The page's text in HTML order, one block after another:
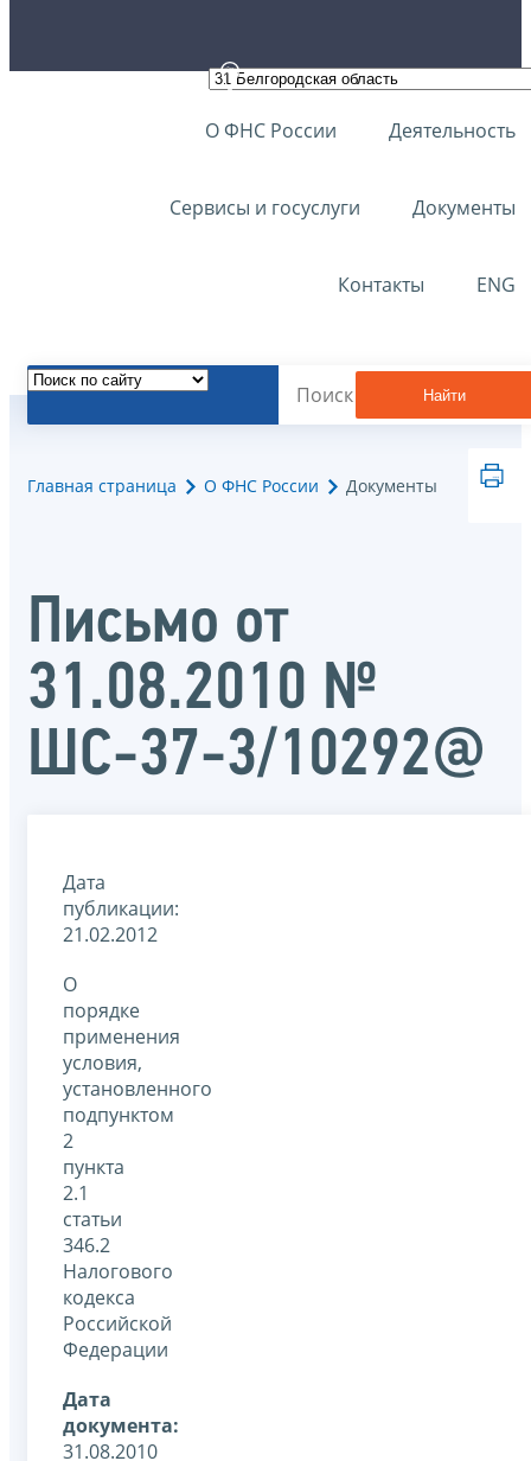
О ФНС России Деятельность
Сервисы и госуслуги Документы
Контакты ENG
Найти
Главная страница О ФНС России Документы
Письмо от
31.08.2010 №
ШС-37-3/10292@
Дата
публикации:
21.02.2012
О
порядке
применения
условия,
установленного
подпунктом
2
пункта
2.1
статьи
346.2
Налогового
кодекса
Российской
Федерации
Дата
документа:
31.08.2010